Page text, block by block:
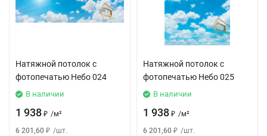
Натяжной потолок с
фотопечатью Небо 024
В наличии
1 938 ₽ /м²
6 201,60 ₽ /шт.
Натяжной потолок с
фотопечатью Небо 025
В наличии
1 938 ₽ /м²
6 201,60 ₽ /шт.